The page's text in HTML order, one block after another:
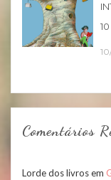
Comentários
Lorde dos livrosem